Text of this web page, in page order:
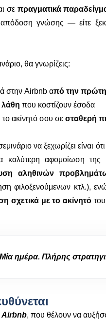
σε πραγματικά
γνώσης — είτε
θα γνωρίζεις:
στην Airbnb από την
λάθη που κοστίζουν έσοδα
ακίνητό σου σε σταθερή
να ξεχωρίζει είναι
καλύτερη αφομοίωση της
αληθινών
φιλοξενούμενων κτλ.),
σχετικά με το ακίνητό
ημέρα. Πλήρης
Airbnb, που θέλουν να